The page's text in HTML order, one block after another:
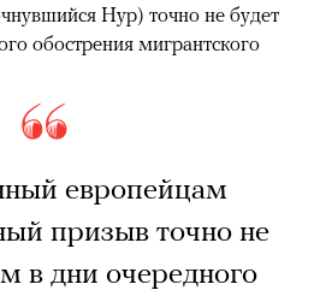
Нур) точно не будет
обострения мигрантского
европейцам
призыв точно не
в дни очередного